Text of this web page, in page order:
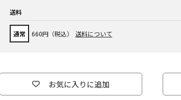
送料
通常 660円（税込） 送料について
お気に入りに追加